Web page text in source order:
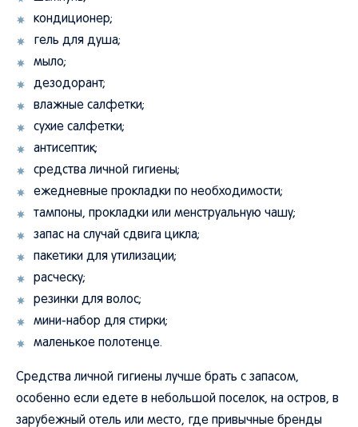
кондиционер;
гель для душа;
мыло;
дезодорант;
влажные салфетки;
сухие салфетки;
антисептик;
средства личной гигиены;
ежедневные прокладки по необходимости;
тампоны, прокладки или менструальную чашу;
запас на случай сдвига цикла;
пакетики для утилизации;
расческу;
резинки для волос;
мини-набор для стирки;
маленькое полотенце.
Средства личной гигиены лучше брать с запасом,
особенно если едете в небольшой поселок, на остров, в
зарубежный отель или место, где привычные бренды